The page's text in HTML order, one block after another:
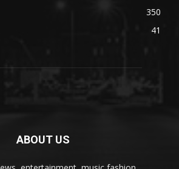
350
41
ABOUT US